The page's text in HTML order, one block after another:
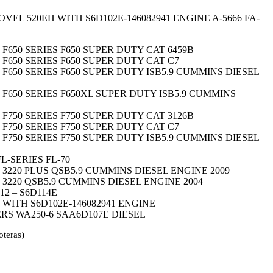
520EH WITH S6D102E-146082941 ENGINE A-5666 FA-
SERIES F650 SUPER DUTY CAT 6459B
SERIES F650 SUPER DUTY CAT C7
SERIES F650 SUPER DUTY ISB5.9 CUMMINS DIESEL
SERIES F650XL SUPER DUTY ISB5.9 CUMMINS
SERIES F750 SUPER DUTY CAT 3126B
SERIES F750 SUPER DUTY CAT C7
SERIES F750 SUPER DUTY ISB5.9 CUMMINS DIESEL
SERIES FL-70
PLUS QSB5.9 CUMMINS DIESEL ENGINE 2009
QSB5.9 CUMMINS DIESEL ENGINE 2004
– S6D114E
S6D102E-146082941 ENGINE
WA250-6 SAA6D107E DIESEL​